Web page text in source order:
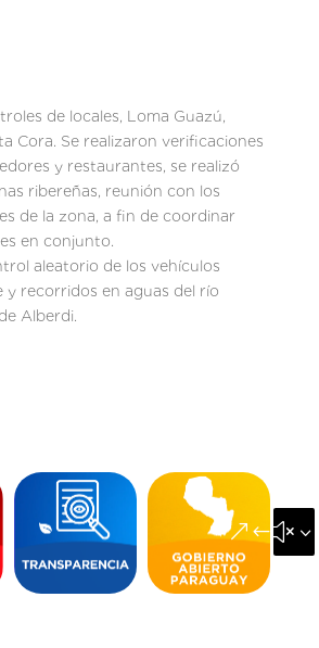
de locales, Loma Guazú,
Cora. Se realizaron verificaciones
y restaurantes, se realizó
ribereñas, reunión con los
de la zona, a fin de coordinar
en conjunto.
aleatorio de los vehículos
y recorridos en aguas del río
Alberdi.